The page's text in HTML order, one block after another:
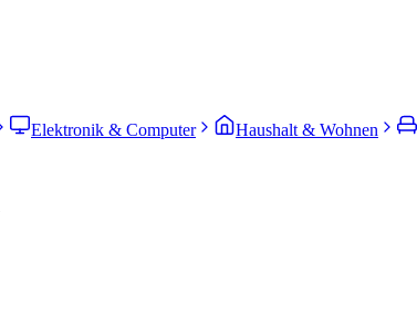
Elektronik & Computer Haushalt & Wohnen